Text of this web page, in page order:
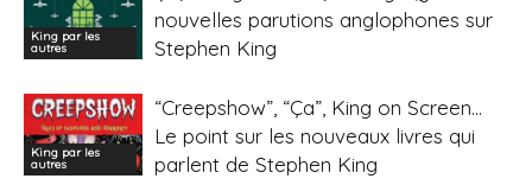
King par les
autres
nouvelles parutions anglophones sur
Stephen King
King par les
autres
“Creepshow”, “Ça”, King on Screen…
Le point sur les nouveaux livres qui
parlent de Stephen King